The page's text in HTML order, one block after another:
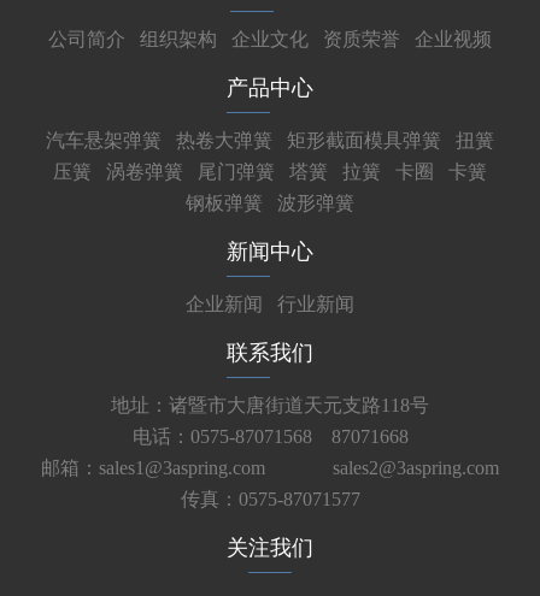
公司简介 组织架构 企业文化 资质荣誉 企业视频
产品中心
汽车悬架弹簧 热卷大弹簧 矩形截面模具弹簧
扭簧
压簧
涡卷弹簧 尾门弹簧 塔簧 拉簧 卡圈
卡簧
钢板弹簧
波形弹簧
新闻中心
企业新闻 行业新闻
联系我们
地址：诸暨市大唐街道天元支路118号
电话：0575-87071568 87071668
邮箱：sales1@3aspring.com
sales2@3aspring.com
传真：0575-87071577
关注我们